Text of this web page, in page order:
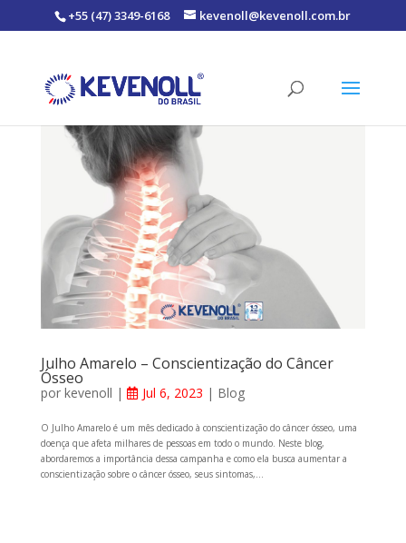
+55 (47) 3349-6168 kevenoll@kevenoll.com.br
Julho Amarelo – Conscientização do Câncer
Ósseo
por kevenoll | Jul 6, 2023 | Blog
O Julho Amarelo é um mês dedicado à conscientização do câncer ósseo, uma
doença que afeta milhares de pessoas em todo o mundo. Neste blog,
abordaremos a importância dessa campanha e como ela busca aumentar a
conscientização sobre o câncer ósseo, seus sintomas,...